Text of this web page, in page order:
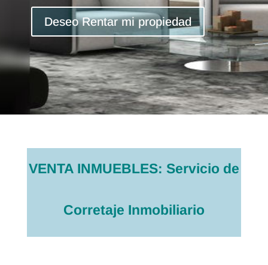
Deseo Rentar mi propiedad
VENTA INMUEBLES: Servicio de
Corretaje Inmobiliario